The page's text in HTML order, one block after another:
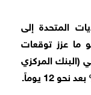
المتحدة إلى
ما عزز توقعات
(البنك المركزي